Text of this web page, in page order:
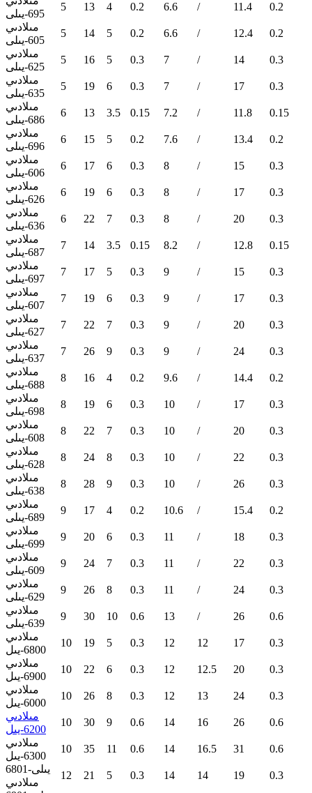
695-يىلى
5 13 4 0.2 6.6 / 11.4
0.2
مىلادىي
605-يىلى
5 14 5 0.2 6.6 / 12.4
0.2
مىلادىي
625-يىلى
5 16 5 0.3 7 / 14
0.3
مىلادىي
635-يىلى
5 19 6 0.3 7 / 17
0.3
مىلادىي
686-يىلى
6 13 3.5 0.15 7.2 / 11.8
0.15
مىلادىي
696-يىلى
6 15 5 0.2 7.6 / 13.4
0.2
مىلادىي
606-يىلى
6 17 6 0.3 8 / 15
0.3
مىلادىي
626-يىلى
6 19 6 0.3 8 / 17
0.3
مىلادىي
636-يىلى
6 22 7 0.3 8 / 20
0.3
مىلادىي
687-يىلى
7 14 3.5 0.15 8.2 / 12.8
0.15
مىلادىي
697-يىلى
7 17 5 0.3 9 / 15
0.3
مىلادىي
607-يىلى
7 19 6 0.3 9 / 17
0.3
مىلادىي
627-يىلى
7 22 7 0.3 9 / 20
0.3
مىلادىي
637-يىلى
7 26 9 0.3 9 / 24
0.3
مىلادىي
688-يىلى
8 16 4 0.2 9.6 / 14.4
0.2
مىلادىي
698-يىلى
8 19 6 0.3 10 / 17
0.3
مىلادىي
608-يىلى
8 22 7 0.3 10 / 20
0.3
مىلادىي
628-يىلى
8 24 8 0.3 10 / 22
0.3
مىلادىي
638-يىلى
8 28 9 0.3 10 / 26
0.3
مىلادىي
689-يىلى
9 17 4 0.2 10.6 / 15.4
0.2
مىلادىي
699-يىلى
9 20 6 0.3 11 / 18
0.3
مىلادىي
609-يىلى
9 24 7 0.3 11 / 22
0.3
مىلادىي
629-يىلى
9 26 8 0.3 11 / 24
0.3
مىلادىي
639-يىلى
9 30 10 0.6 13 / 26
0.6
مىلادىي
6800-يىل
10 19 5 0.3 12 12 17
0.3
مىلادىي
6900-يىل
10 22 6 0.3 12 12.5 20
0.3
مىلادىي
6000-يىل
10 26 8 0.3 12 13 24
0.3
مىلادىي
6200-يىل
10 30 9 0.6 14 16 26
0.6
مىلادىي
6300-يىل
10 35 11 0.6 14 16.5 31
0.6
6801-يىلى
مىلادىي
12 21 5 0.3 14 14 19
0.3